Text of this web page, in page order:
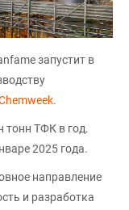
запустит в
.
тонн ТФК в год.
2025 года.
направление
и разработка